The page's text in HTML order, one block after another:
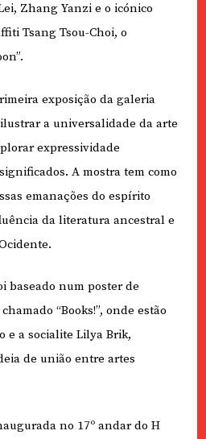
Zhang Yanzi e o icónico
Tsang Tsou-Choi, o
exposição da galeria
a universalidade da arte
expressividade
A mostra tem como
emanações do espírito
da literatura ancestral e
baseado num poster de
“Books!”, onde estão
e a socialite Lilya Brik,
de união entre artes
no 17º andar do H